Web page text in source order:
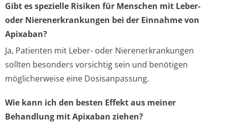
Gibt es spezielle Risiken für Menschen mit Leber-
oder Nierenerkrankungen bei der Einnahme von
Apixaban?
Ja, Patienten mit Leber- oder Nierenerkrankungen
sollten besonders vorsichtig sein und benötigen
möglicherweise eine Dosisanpassung.
Wie kann ich den besten Effekt aus meiner
Behandlung mit Apixaban ziehen?